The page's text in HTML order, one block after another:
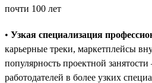
почти 100 лет
• Узкая специализация
карьерные треки, маркетплейсы
популярность проектной
работодателей в более узких